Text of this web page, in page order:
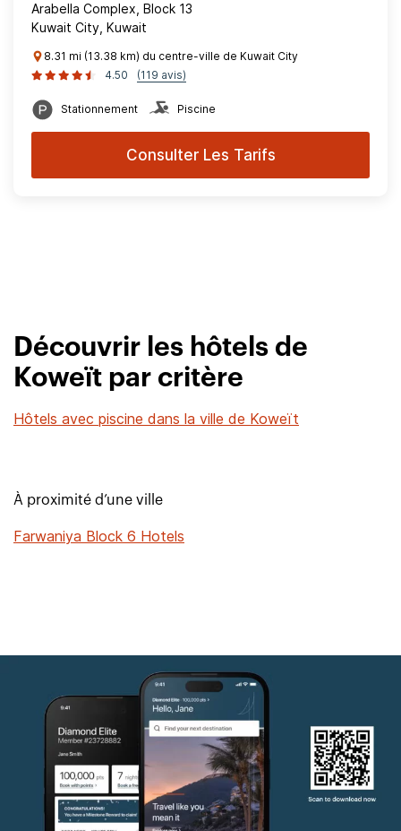
Arabella Complex, Block 13
Kuwait City, Kuwait
8.31 mi (13.38 km) du centre-ville de Kuwait City
4.50
(119 avis)
Stationnement Piscine
Consulter Les Tarifs
Découvrir les hôtels de
Koweït par critère
Hôtels avec piscine dans la ville de Koweït
À proximité d’une ville
Farwaniya Block 6 Hotels